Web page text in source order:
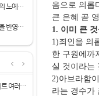
260719 억압의 노예인가 사랑의 노예인가(롬...
260712 자연재해가 인간 죄악을 반영하는가?
그동안 꽁떡 어플이랑 채팅사이트 여러개 쓰...
음으로 의롭
큰 은혜 곧
1. 이미 큰
1)죄인을 의
한 구원에까
실 것이라는
2)아브라함
라는 경수가